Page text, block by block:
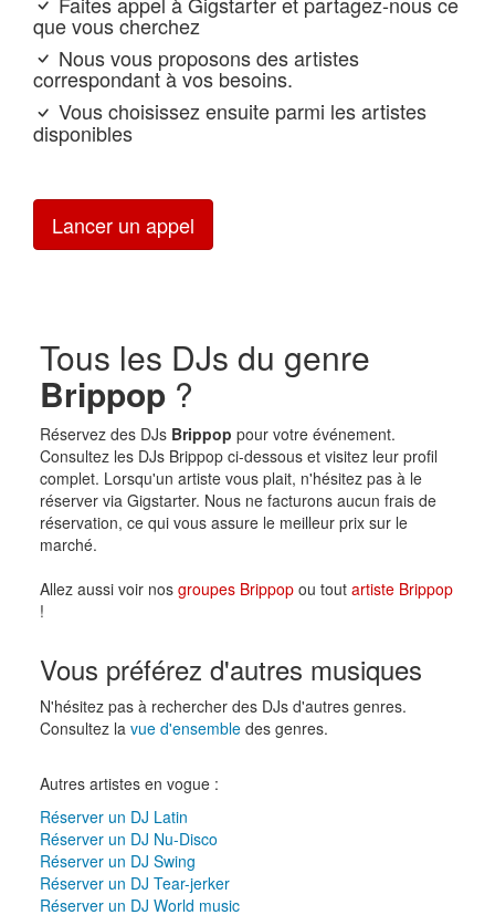
que vous cherchez
Nous vous proposons des artistes
correspondant à vos besoins.
Vous choisissez ensuite parmi les artistes
disponibles
Lancer un appel
Tous les DJs du genre
Brippop?
Réservez des DJs Brippop pour votre événement.
Consultez les DJs Brippop ci-dessous et visitez leur profil
complet. Lorsqu'un artiste vous plait, n'hésitez pas à le
réserver via Gigstarter. Nous ne facturons aucun frais de
réservation, ce qui vous assure le meilleur prix sur le
marché.
Allez aussi voir nos groupes Brippopou tout artiste Brippop
!
Vous préférez d'autres musiques
N'hésitez pas à rechercher des DJs d'autres genres.
Consultez la vue d'ensembledes genres.
Autres artistes en vogue :
Réserver un DJ Latin
Réserver un DJ Nu-Disco
Réserver un DJ Swing
Réserver un DJ Tear-jerker
Réserver un DJ World music